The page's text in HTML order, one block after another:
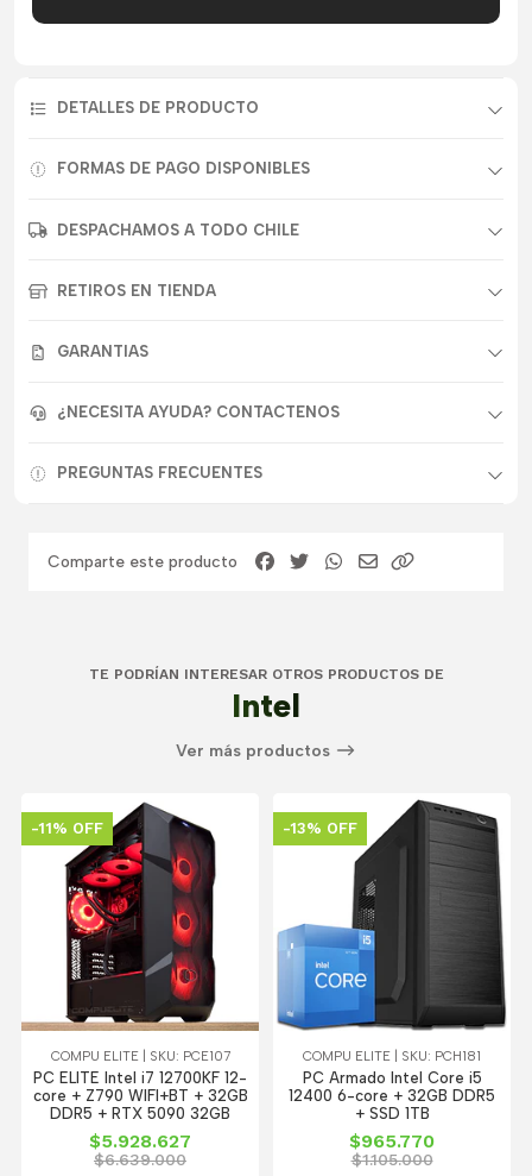
DETALLES DE PRODUCTO
FORMAS DE PAGO DISPONIBLES
DESPACHAMOS A TODO CHILE
RETIROS EN TIENDA
GARANTIAS
¿NECESITA AYUDA? CONTACTENOS
PREGUNTAS FRECUENTES
Comparte este producto
TE PODRÍAN INTERESAR OTROS PRODUCTOS DE
Intel
Ver más productos
-11% OFF
COMPU ELITE | SKU: PCE107
PC ELITE Intel i7 12700KF 12-
core + Z790 WIFI+BT + 32GB
DDR5 + RTX 5090 32GB
$5.928.627
$6.639.000
-13% OFF
COMPU ELITE | SKU: PCH181
PC Armado Intel Core i5
12400 6-core + 32GB DDR5
+ SSD 1TB
$965.770
$1.105.000